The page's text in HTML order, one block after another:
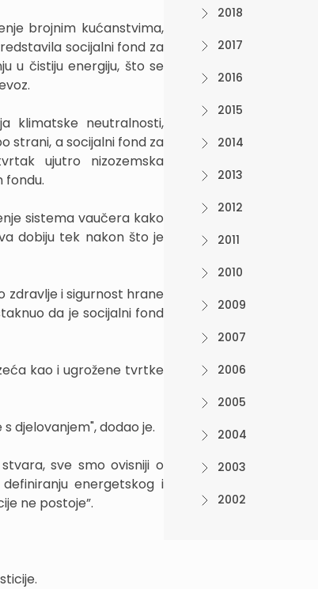
brojnim kućanstvima,
socijalni fond za
u čistiju energiju, što se
klimatske neutralnosti,
strani, a socijalni fond za
ujutro nizozemska
fondu.
sistema vaučera kako
dobiju tek nakon što je
zdravlje i sigurnost hrane
da je socijalni fond
kao i ugrožene tvrtke
djelovanjem", dodao je.
sve smo ovisniji o
energetskog i
ne postoje”.
2018
2017
2016
2015
2014
2013
2012
2011
2010
2009
2007
2006
2005
2004
2003
2002